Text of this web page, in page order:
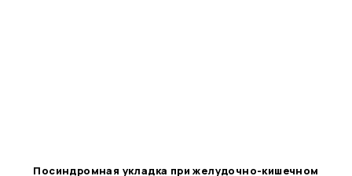
Посиндромная укладка при желудочно-кишечном